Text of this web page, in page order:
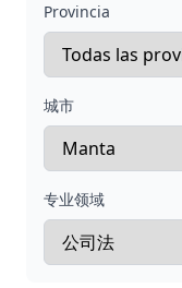
Provincia
城市
专业领域